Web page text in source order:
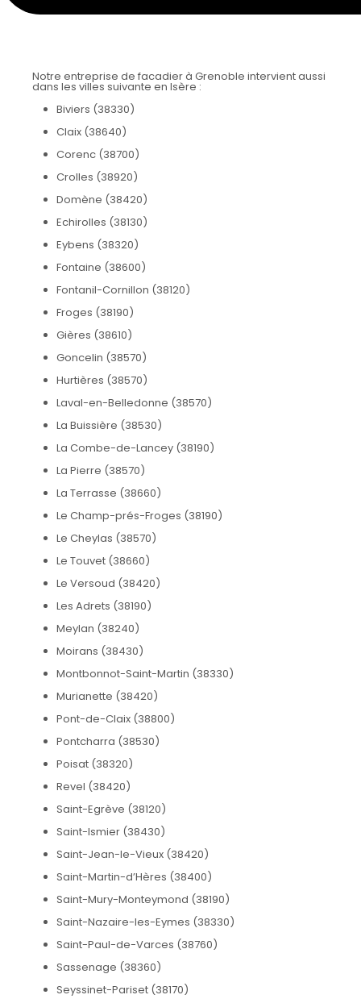
Notre entreprise de facadier à Grenoble intervient aussi
dans les villes suivante en Isère :
Biviers (38330)
Claix (38640)
Corenc (38700)
Crolles (38920)
Domène (38420)
Echirolles (38130)
Eybens (38320)
Fontaine (38600)
Fontanil-Cornillon (38120)
Froges (38190)
Gières (38610)
Goncelin (38570)
Hurtières (38570)
Laval-en-Belledonne (38570)
La Buissière (38530)
La Combe-de-Lancey (38190)
La Pierre (38570)
La Terrasse (38660)
Le Champ-prés-Froges (38190)
Le Cheylas (38570)
Le Touvet (38660)
Le Versoud (38420)
Les Adrets (38190)
Meylan (38240)
Moirans (38430)
Montbonnot-Saint-Martin (38330)
Murianette (38420)
Pont-de-Claix (38800)
Pontcharra (38530)
Poisat (38320)
Revel (38420)
Saint-Egrève (38120)
Saint-Ismier (38430)
Saint-Jean-le-Vieux (38420)
Saint-Martin-d’Hères (38400)
Saint-Mury-Monteymond (38190)
Saint-Nazaire-les-Eymes (38330)
Saint-Paul-de-Varces (38760)
Sassenage (38360)
Seyssinet-Pariset (38170)